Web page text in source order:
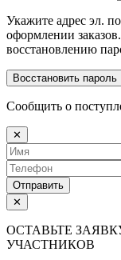
Укажите адрес эл.
оформлении
восстановлению
Восстановить пароль
Сообщить о
✕
Отправить
✕
ОСТАВЬТЕ
УЧАСТНИКОВ